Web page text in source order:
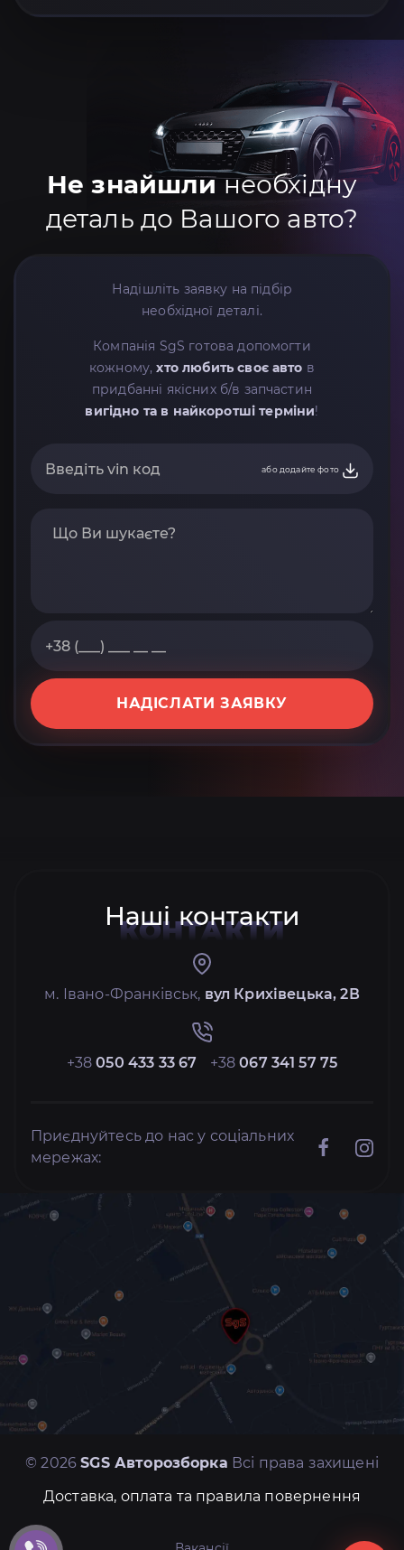
Не знайшлинеобхідну
деталь до Вашого авто?
Надішліть заявку на підбір
необхідної деталі.
Компанія SgS готова допомогти
кожному,хто любить своє авто в
придбанні якісних б/в запчастин
вигідно та в найкоротші терміни!
або додайте фото
НАДІСЛАТИ ЗАЯВКУ
Наші контакти
КОНТАКТИ
м. Івано-Франківськ, вул Крихівецька, 2В
+38050 433 33 67 +38067 341 57 75
Приєднуйтесь до нас у соціальних
мережах:
© 2026SGS Авторозборка Всі права захищені
Доставка, оплата та правила повернення